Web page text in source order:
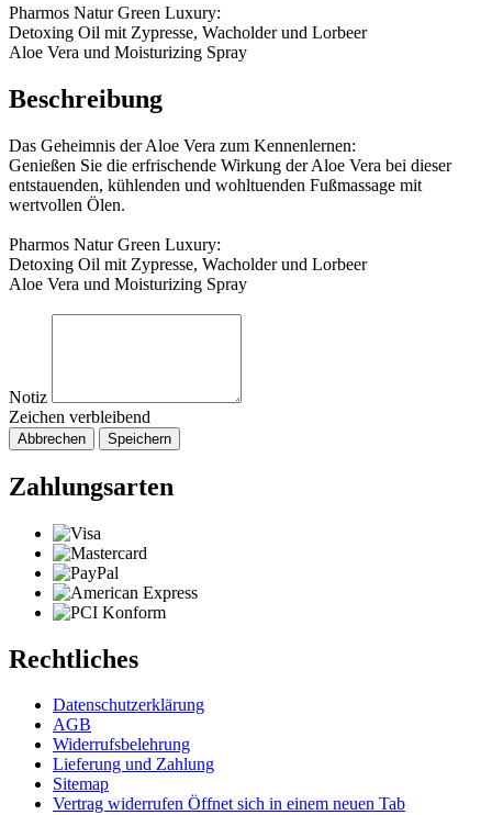
Pharmos Natur Green Luxury:
Detoxing Oil mit Zypresse, Wacholder und Lorbeer
Aloe Vera und Moisturizing Spray
Beschreibung
Das Geheimnis der Aloe Vera zum Kennenlernen:
Genießen Sie die erfrischende Wirkung der Aloe Vera bei dieser
entstauenden, kühlenden und wohltuenden Fußmassage mit
wertvollen Ölen.
Pharmos Natur Green Luxury:
Detoxing Oil mit Zypresse, Wacholder und Lorbeer
Aloe Vera und Moisturizing Spray
Notiz
Zeichen verbleibend
Abbrechen Speichern
Zahlungsarten
Rechtliches
Datenschutzerklärung
AGB
Widerrufsbelehrung
Lieferung und Zahlung
Sitemap
Vertrag widerrufen Öffnet sich in einem neuen Tab